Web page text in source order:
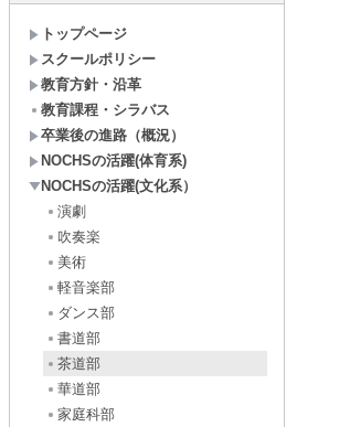
トップページ
スクールポリシー
教育方針・沿革
教育課程・シラバス
卒業後の進路（概況）
NOCHSの活躍(体育系)
NOCHSの活躍(文化系）
演劇
吹奏楽
美術
軽音楽部
ダンス部
書道部
茶道部
華道部
家庭科部